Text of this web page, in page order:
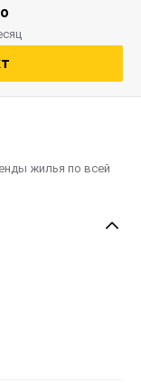
жилья по всей